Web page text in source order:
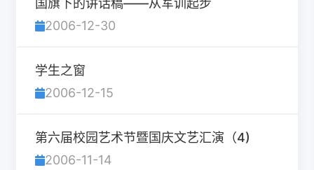
国旗下的讲话稿——从军训起步
2006-12-30
学生之窗
2006-12-15
第六届校园艺术节暨国庆文艺汇演（4)
2006-11-14